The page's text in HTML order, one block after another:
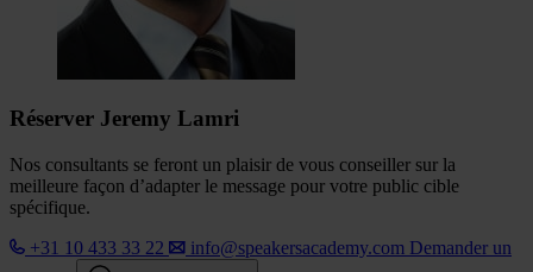
Réserver Jeremy Lamri
Nos consultants se feront un plaisir de vous conseiller sur la
meilleure façon d’adapter le message pour votre public cible
spécifique.
+31 10 433 33 22
info@speakersacademy.com Demander un